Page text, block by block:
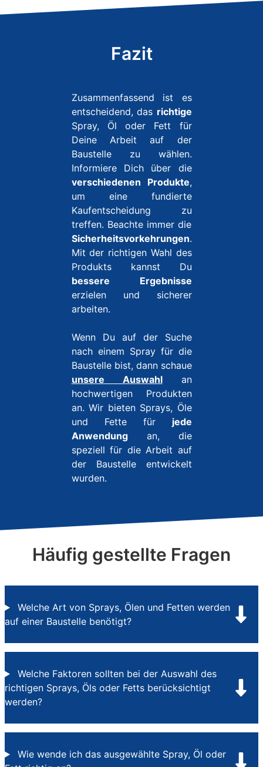
Fazit
Zusammenfassend ist es
entscheidend, das richtige
Spray, Öl oder Fett für
Deine Arbeit auf der
Baustelle zu wählen.
Informiere Dich über die
verschiedenen Produkte,
um eine fundierte
Kaufentscheidung zu
treffen. Beachte immer die
Sicherheitsvorkehrungen.
Mit der richtigen Wahl des
Produkts kannst Du
bessere Ergebnisse
erzielen und sicherer
arbeiten.
Wenn Du auf der Suche
nach einem Spray für die
Baustelle bist, dann schaue
unsere Auswahlan
hochwertigen Produkten
an. Wir bieten Sprays, Öle
und Fette für jede
Anwendungan, die
speziell für die Arbeit auf
der Baustelle entwickelt
wurden.
Häufig gestellte Fragen
Welche Art von Sprays, Ölen und Fetten werden
auf einer Baustelle benötigt?
Welche Faktoren sollten bei der Auswahl des
richtigen Sprays, Öls oder Fetts berücksichtigt
werden?
Wie wende ich das ausgewählte Spray, Öl oder